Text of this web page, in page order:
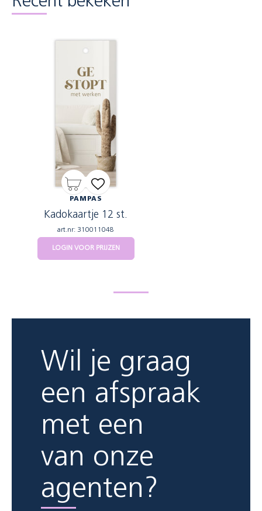
PAMPAS
Kadokaartje 12 st.
art.nr: 310011048
LOGIN VOOR PRIJZEN
Wil je graag
een afspraak
met een
van onze
agenten?